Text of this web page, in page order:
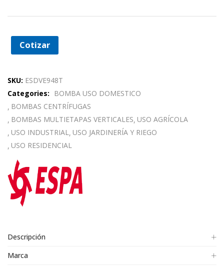
Cotizar
SKU: ESDVE948T
Categories:
BOMBA USO DOMESTICO
BOMBAS CENTRÍFUGAS
BOMBAS MULTIETAPAS VERTICALES USO AGRÍCOLA
USO INDUSTRIAL
USO JARDINERÍA Y RIEGO
USO RESIDENCIAL
Descripción
Marca